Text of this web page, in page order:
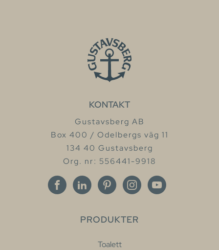
KONTAKT
Gustavsberg AB
Box 400 / Odelbergs väg 11
134 40 Gustavsberg
Org. nr: 556441-9918
PRODUKTER
Toalett